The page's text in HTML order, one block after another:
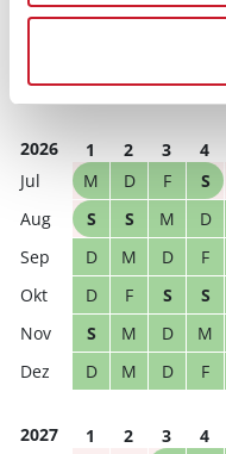
frei belegt
2026 1 2 3 4
M
D F S
S
S M D
D
M D F
D
F S S
S
M D M
D
M D F
2027 1 2 3 4